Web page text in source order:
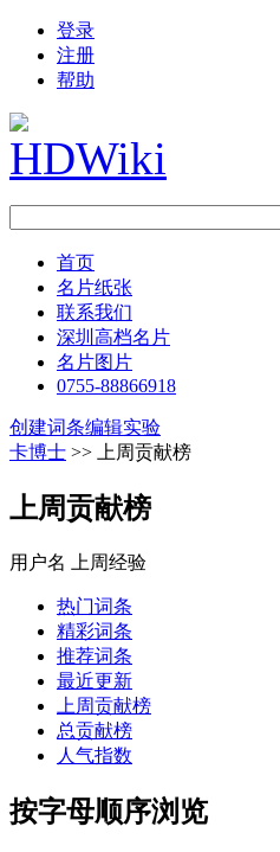
登录
注册
帮助
首页
名片纸张
联系我们
深圳高档名片
名片图片
0755-88866918
创建词条编辑实验
卡博士 >> 上周贡献榜
上周贡献榜
用户名 上周经验
热门词条
精彩词条
推荐词条
最近更新
上周贡献榜
总贡献榜
人气指数
按字母顺序浏览